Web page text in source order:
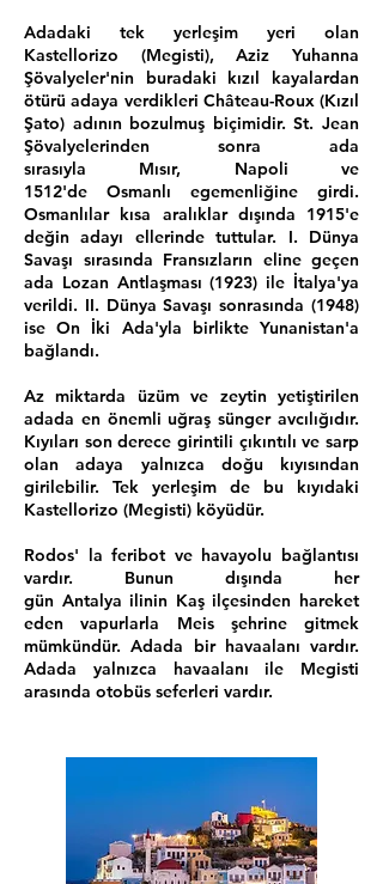
Adadaki tek yerleşim yeri olan
Kastellorizo (Megisti),Aziz Yuhanna
Şövalyeler'nin buradaki kızıl kayalardan
ötürü adaya verdikleri Château-Roux (Kızıl
Şato) adının bozulmuş biçimidir. St. Jean
Şövalyelerinden sonra ada
sırasıyla Mısır, Napoli ve
1512'de Osmanlı egemenliğine girdi.
Osmanlılar kısa aralıklar dışında 1915'e
değin adayı ellerinde tuttular. I. Dünya
Savaşı sırasında Fransızların eline geçen
ada Lozan Antlaşması (1923) ile İtalya'ya
verildi. II. Dünya Savaşı sonrasında (1948)
iseOn İki Ada'yla birlikte Yunanistan'a
bağlandı.
Az miktarda üzümve zeytin yetiştirilen
adada en önemli uğraşsünger avcılığıdır.
Kıyıları son derece girintili çıkıntılı ve sarp
olan adaya yalnızca doğu kıyısından
girilebilir. Tek yerleşim de bu kıyıdaki
Kastellorizo (Megisti) köyüdür.
Rodos' la feribot ve havayolu bağlantısı
vardır. Bunun dışında her
gün Antalya ilinin Kaşilçesinden hareket
eden vapurlarla Meis şehrine gitmek
mümkündür. Adada bir havaalanı vardır.
Adada yalnızca havaalanı ile Megisti
arasında otobüs seferleri vardır.